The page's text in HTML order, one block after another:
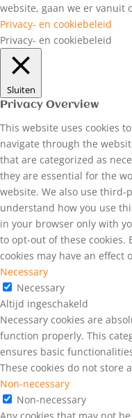
website, gaan we er vanuit
Privacy- en cookiebeleid
Privacy- en cookiebeleid
Sluiten
Privacy Overview
This website uses cookies
navigate through the
that are categorized as
they are essential for the
website. We also use third-
understand how you use
in your browser only with
to opt-out of these cookies.
cookies may have an effect
Necessary
Necessary
Altijd ingeschakeld
Necessary cookies are
function properly. This
ensures basic
These cookies do not store
Non-necessary
Non-necessary